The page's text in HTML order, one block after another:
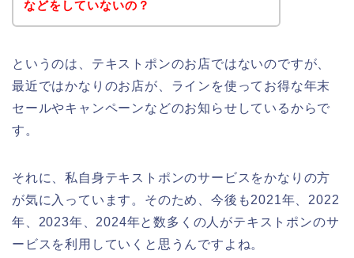
などをしていないの？
というのは、テキストポンのお店ではないのですが、
最近ではかなりのお店が、ラインを使ってお得な年末
セールやキャンペーンなどのお知らせしているからで
す。
それに、私自身テキストポンのサービスをかなりの方
が気に入っています。そのため、今後も2021年、2022
年、2023年、2024年と数多くの人がテキストポンのサ
ービスを利用していくと思うんですよね。